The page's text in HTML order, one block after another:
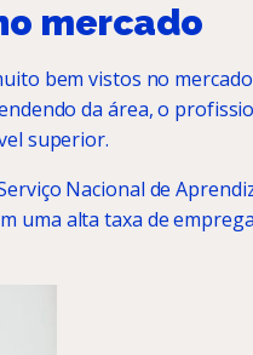
mercado
bem vistos no
da área, o
superior.
Nacional de
uma alta taxa de